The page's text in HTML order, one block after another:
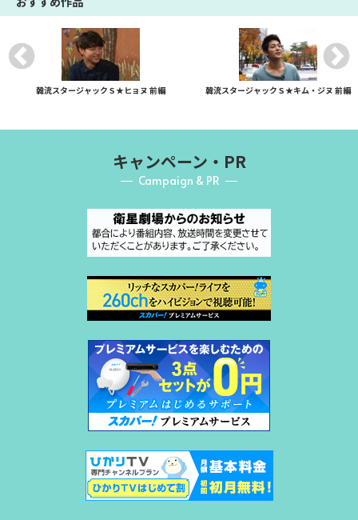
韓流スタージャックＳ★ヒョヌ 前編 韓流スタージャックＳ★キム・ジヌ 前編
キャンペーン・PR
Campaign & PR